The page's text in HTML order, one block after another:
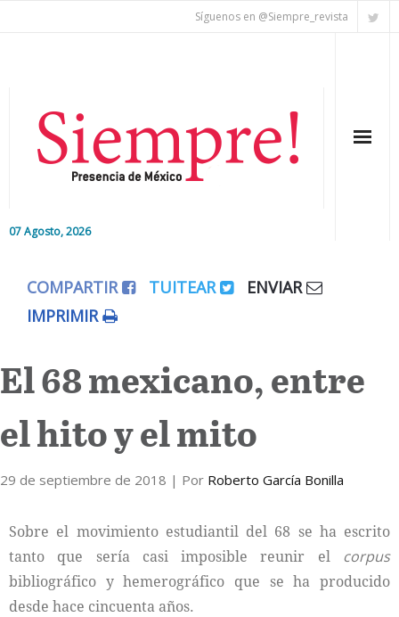
Síguenos en @Siempre_revista
07 Agosto, 2026
Editorial
Colaboradores
Internacional
Cultura
COMPARTIR TUITEAR
ENVIAR
IMPRIMIR
El 68 mexicano, entre
el hito y el mito
29 de septiembre de 2018 | Por Roberto García Bonilla
Sobre el movimiento estudiantil del 68 se ha escrito
tanto que sería casi imposible reunir el corpus
bibliográfico y hemerográfico que se ha producido
desde hace cincuenta años.